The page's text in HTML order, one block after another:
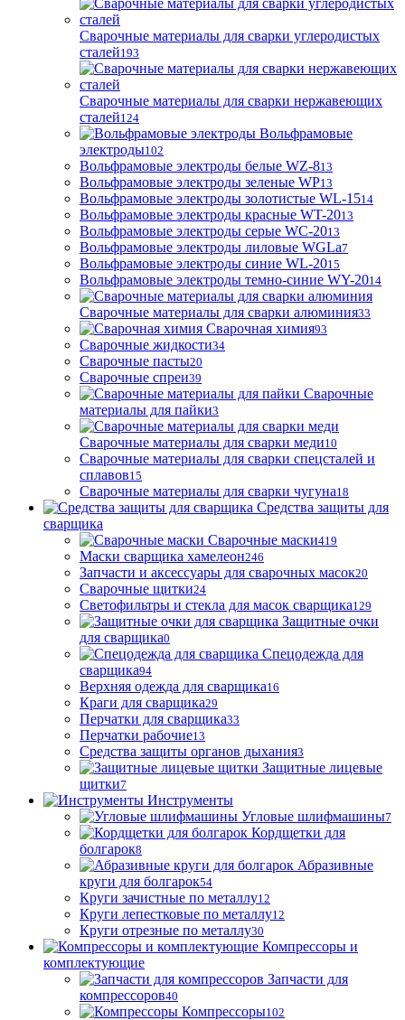
Сварочные материалы для сварки углеродистых
сталей193
Сварочные материалы для сварки нержавеющих
сталей124
Вольфрамовые
электроды102
Вольфрамовые электроды белые WZ-813
Вольфрамовые электроды зеленые WP13
Вольфрамовые электроды золотистые WL-1514
Вольфрамовые электроды красные WT-2013
Вольфрамовые электроды серые WC-2013
Вольфрамовые электроды лиловые WGLa7
Вольфрамовые электроды синие WL-2015
Вольфрамовые электроды темно-синие WY-2014
Сварочные материалы для сварки алюминия33
Сварочная химия93
Сварочные жидкости34
Сварочные пасты20
Сварочные спреи39
Сварочные
материалы для пайки3
Сварочные материалы для сварки меди10
Сварочные материалы для сварки спецсталей и
сплавов15
Сварочные материалы для сварки чугуна18
Средства защиты для
сварщика
Сварочные маски419
Маски сварщика хамелеон246
Запчасти и аксессуары для сварочных масок20
Сварочные щитки24
Светофильтры и стекла для масок сварщика129
Защитные очки
для сварщика0
Спецодежда для
сварщика94
Верхняя одежда для сварщика16
Краги для сварщика29
Перчатки для сварщика33
Перчатки рабочие13
Средства защиты органов дыхания3
Защитные лицевые
щитки7
Инструменты
Угловые шлифмашины7
Кордщетки для
болгарок8
Абразивные
круги для болгарок54
Круги зачистные по металлу12
Круги лепестковые по металлу12
Круги отрезные по металлу30
Компрессоры и
комплектующие
Запчасти для
компрессоров40
Компрессоры102